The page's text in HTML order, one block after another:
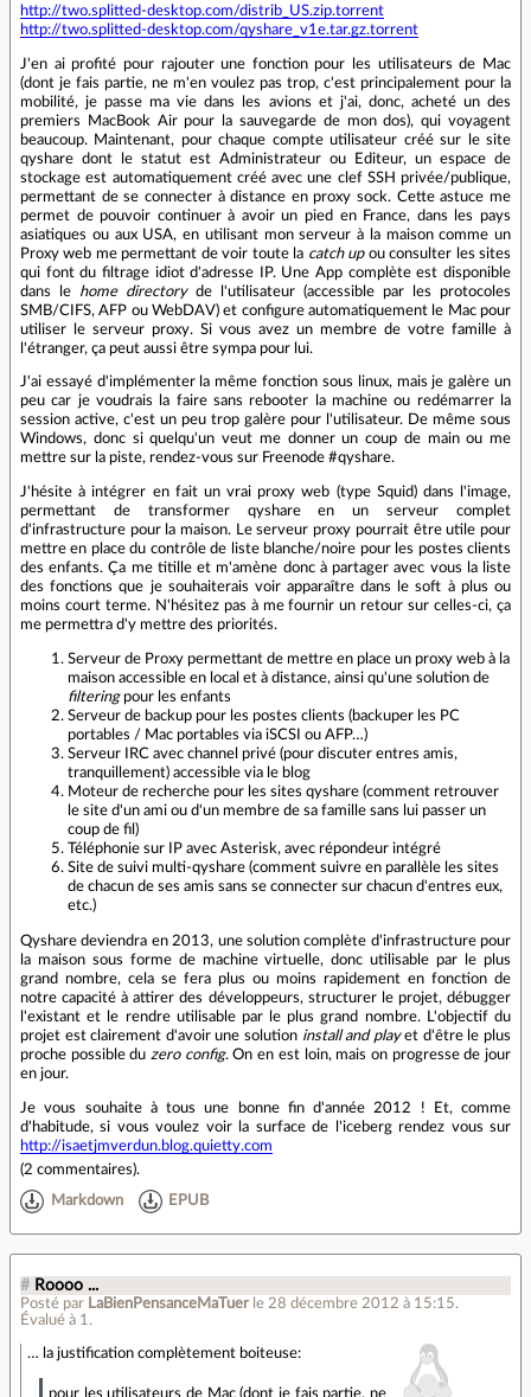
http://two.splitted-desktop.com/distrib_US.zip.torrent
http://two.splitted-desktop.com/qyshare_v1e.tar.gz.torrent
J'en ai profité pour rajouter une fonction pour les utilisateurs de Mac
(dont je fais partie, ne m'en voulez pas trop, c'est principalement pour la
mobilité, je passe ma vie dans les avions et j'ai, donc, acheté un des
premiers MacBook Air pour la sauvegarde de mon dos), qui voyagent
beaucoup. Maintenant, pour chaque compte utilisateur créé sur le site
qyshare dont le statut est Administrateur ou Editeur, un espace de
stockage est automatiquement créé avec une clef SSH privée/publique,
permettant de se connecter à distance en proxy sock. Cette astuce me
permet de pouvoir continuer à avoir un pied en France, dans les pays
asiatiques ou aux USA, en utilisant mon serveur à la maison comme un
Proxy web me permettant de voir toute la catch upou consulter les sites
qui font du filtrage idiot d'adresse IP. Une App complète est disponible
dans le home directoryde l'utilisateur (accessible par les protocoles
SMB/CIFS, AFP ou WebDAV) et configure automatiquement le Mac pour
utiliser le serveur proxy. Si vous avez un membre de votre famille à
l'étranger, ça peut aussi être sympa pour lui.
J'ai essayé d'implémenter la même fonction sous linux, mais je galère un
peu car je voudrais la faire sans rebooter la machine ou redémarrer la
session active, c'est un peu trop galère pour l'utilisateur. De même sous
Windows, donc si quelqu'un veut me donner un coup de main ou me
mettre sur la piste, rendez-vous sur Freenode #qyshare.
J'hésite à intégrer en fait un vrai proxy web (type Squid) dans l'image,
permettant de transformer qyshare en un serveur complet
d'infrastructure pour la maison. Le serveur proxy pourrait être utile pour
mettre en place du contrôle de liste blanche/noire pour les postes clients
des enfants. Ça me titille et m'amène donc à partager avec vous la liste
des fonctions que je souhaiterais voir apparaître dans le soft à plus ou
moins court terme. N'hésitez pas à me fournir un retour sur celles-ci, ça
me permettra d'y mettre des priorités.
Serveur de Proxy permettant de mettre en place un proxy web à la
maison accessible en local et à distance, ainsi qu'une solution de
filteringpour les enfants
Serveur de backup pour les postes clients (backuper les PC
portables / Mac portables via iSCSI ou AFP…)
Serveur IRC avec channel privé (pour discuter entres amis,
tranquillement) accessible via le blog
Moteur de recherche pour les sites qyshare (comment retrouver
le site d'un ami ou d'un membre de sa famille sans lui passer un
coup de fil)
Téléphonie sur IP avec Asterisk, avec répondeur intégré
Site de suivi multi-qyshare (comment suivre en parallèle les sites
de chacun de ses amis sans se connecter sur chacun d'entres eux,
etc.)
Qyshare deviendra en 2013, une solution complète d'infrastructure pour
la maison sous forme de machine virtuelle, donc utilisable par le plus
grand nombre, cela se fera plus ou moins rapidement en fonction de
notre capacité à attirer des développeurs, structurer le projet, débugger
l'existant et le rendre utilisable par le plus grand nombre. L'objectif du
projet est clairement d'avoir une solution install and playet d'être le plus
proche possible du zero config. On en est loin, mais on progresse de jour
en jour.
Je vous souhaite à tous une bonne fin d'année 2012 ! Et, comme
d'habitude, si vous voulez voir la surface de l'iceberg rendez vous sur
http://isaetjmverdun.blog.quietty.com
(2 commentaires).
Markdown EPUB
# Roooo ...
Posté par LaBienPensanceMaTuer le 28 décembre 2012 à 15:15.
Évalué à 1 .
… la justification complètement boiteuse:
pour les utilisateurs de Mac (dont je fais partie, ne